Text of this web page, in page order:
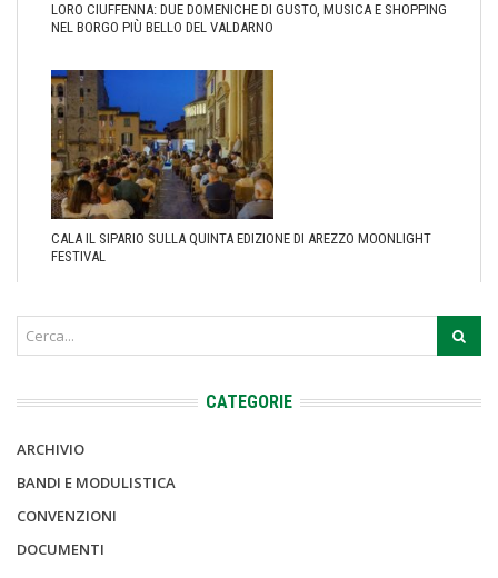
LORO CIUFFENNA: DUE DOMENICHE DI GUSTO, MUSICA E SHOPPING
NEL BORGO PIÙ BELLO DEL VALDARNO
CALA IL SIPARIO SULLA QUINTA EDIZIONE DI AREZZO MOONLIGHT
FESTIVAL
CATEGORIE
ARCHIVIO
BANDI E MODULISTICA
CONVENZIONI
DOCUMENTI